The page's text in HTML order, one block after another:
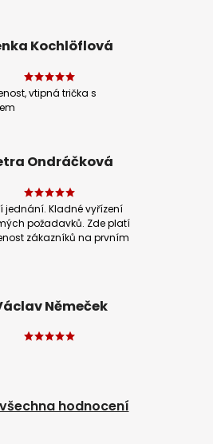
Kochlöflová
vtipná trička s
Ondráčková
jednání. Kladné vyřízení
požadavků. Zde platí
zákazníků na prvním
Němeček
hodnocení